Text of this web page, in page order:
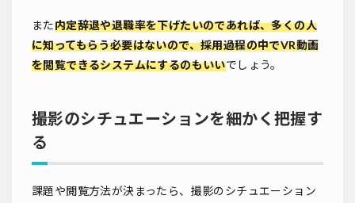
また内定辞退や退職率を下げたいのであれば、多くの人
に知ってもらう必要はないので、採用過程の中でVR動画
を閲覧できるシステムにするのもいいでしょう。
撮影のシチュエーションを細かく把握す
る
課題や閲覧方法が決まったら、撮影のシチュエーション